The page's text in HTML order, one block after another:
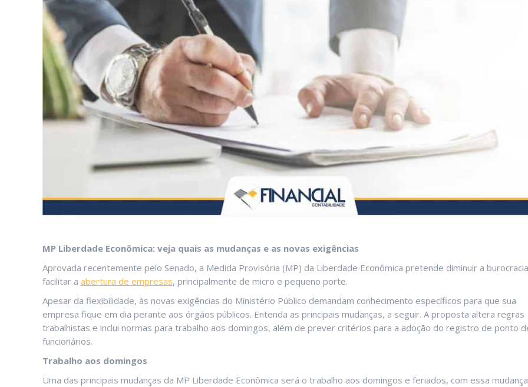
MP Liberdade Econômica: veja quais as mudanças e as novas exigências
Aprovada recentemente pelo Senado, a Medida Provisória (MP) da Liberdade Econômica pretende diminuir a
facilitar a abertura de empresas, principalmente de micro e pequeno porte.
Apesar da flexibilidade, às novas exigências do Ministério Público demandam conhecimento específicos para que sua
empresa fique em dia perante aos órgãos públicos. Entenda as principais mudanças, a seguir. A proposta altera regras
trabalhistas e inclui normas para trabalho aos domingos, além de prever critérios para a adoção do registro de ponto
funcionários.
Trabalho aos domingos
Uma das principais mudanças da MP Liberdade Econômica será o trabalho aos domingos e feriados, com essa